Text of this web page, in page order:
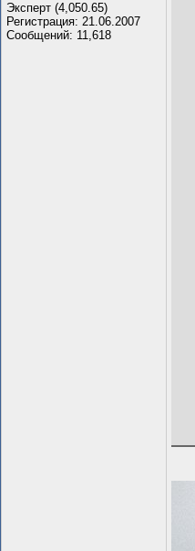
Эксперт (4,050.65)
Регистрация: 21.06.2007
Сообщений: 11,618